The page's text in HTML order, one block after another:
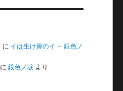
に イは生け簀のイ – 銀色ノ
に銀色ノ涙 より